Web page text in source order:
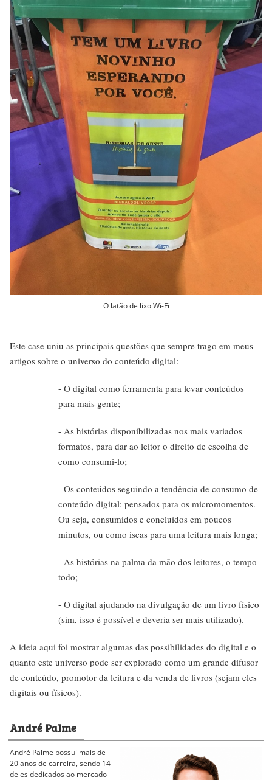
O latão de lixo Wi-Fi
Este case uniu as principais questões que sempre trago em meus
artigos sobre o universo do conteúdo digital:
- O digital como ferramenta para levar conteúdos
para mais gente;
- As histórias disponibilizadas nos mais variados
formatos, para dar ao leitor o direito de escolha de
como consumi-lo;
- Os conteúdos seguindo a tendência de consumo de
conteúdo digital: pensados para os micromomentos.
Ou seja, consumidos e concluídos em poucos
minutos, ou como iscas para uma leitura mais longa;
- As histórias na palma da mão dos leitores, o tempo
todo;
- O digital ajudando na divulgação de um livro físico
(sim, isso é possível e deveria ser mais utilizado).
A ideia aqui foi mostrar algumas das possibilidades do digital e o
quanto este universo pode ser explorado como um grande difusor
de conteúdo, promotor da leitura e da venda de livros (sejam eles
digitais ou físicos).
André Palme
André Palme possui mais de
20 anos de carreira, sendo 14
deles dedicados ao mercado